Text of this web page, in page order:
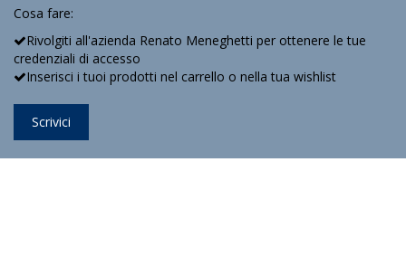
Cosa fare:
Rivolgiti all'azienda Renato Meneghetti per ottenere le tue
credenziali di accesso
Inserisci i tuoi prodotti nel carrello o nella tua wishlist
Scrivici